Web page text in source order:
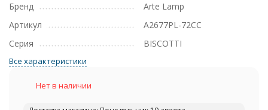
Бренд
Arte Lamp
Артикул
A2677PL-72CC
Серия
BISCOTTI
Все характеристики
Нет в наличии